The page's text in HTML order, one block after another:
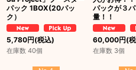
パック 1BOX(20パッ
ク）
5,780円(税込)
在庫数 40個
パックが３
量！！
60,000円(
在庫数 3個